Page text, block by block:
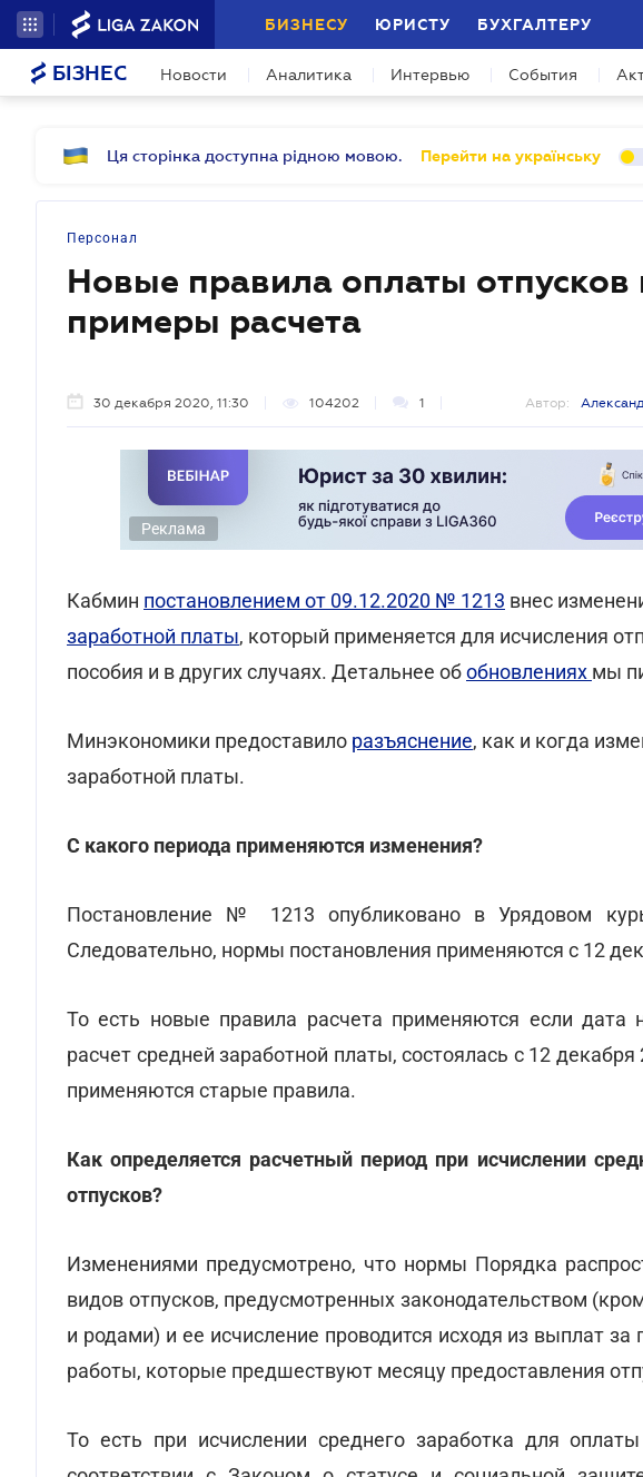
БИЗНЕСУ ЮРИСТУ БУХГАЛТЕРУ
БІЗНЕС Новости Аналитика Интервью События
Ця сторінка доступна рідною мовою. Перейти на українську
Персонал
Новые правила оплаты
примеры расчета
30 декабря 2020, 11:30 104202 1 Автор:
Реклама
Кабмин постановлением от 09.12.2020 № 1213 внес
заработной платы, который применяется для исчисления
пособия и в других случаях. Детальнее обобновлениях мы
Минэкономики предоставило разъяснение, как и когда
заработной платы.
С какого периода применяются изменения?
Постановление № 1213 опубликовано в Урядовом
Следовательно, нормы постановления применяются с 12
То есть новые правила расчета применяются если дата
расчет средней заработной платы, состоялась с 12
применяются старые правила.
Как определяется расчетный период при исчислении
отпусков?
Изменениями предусмотрено, что нормы Порядка
видов отпусков, предусмотренных законодательством
и родами) и ее исчисление проводится исходя из выплат
работы, которые предшествуют месяцу предоставления
То есть при исчислении среднего заработка для